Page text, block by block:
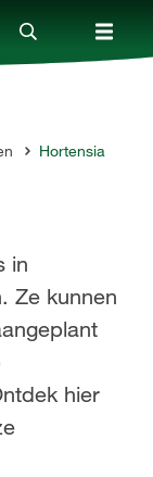
Hortensia
in
Ze kunnen
hier